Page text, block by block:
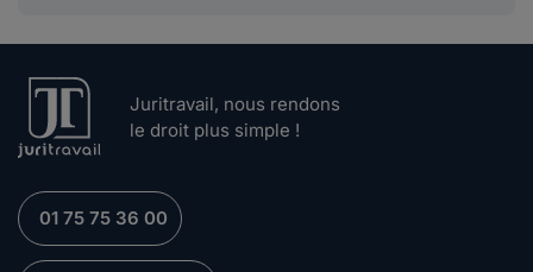
Juritravail, nous rendons
le droit plus simple !
01 75 75 36 00